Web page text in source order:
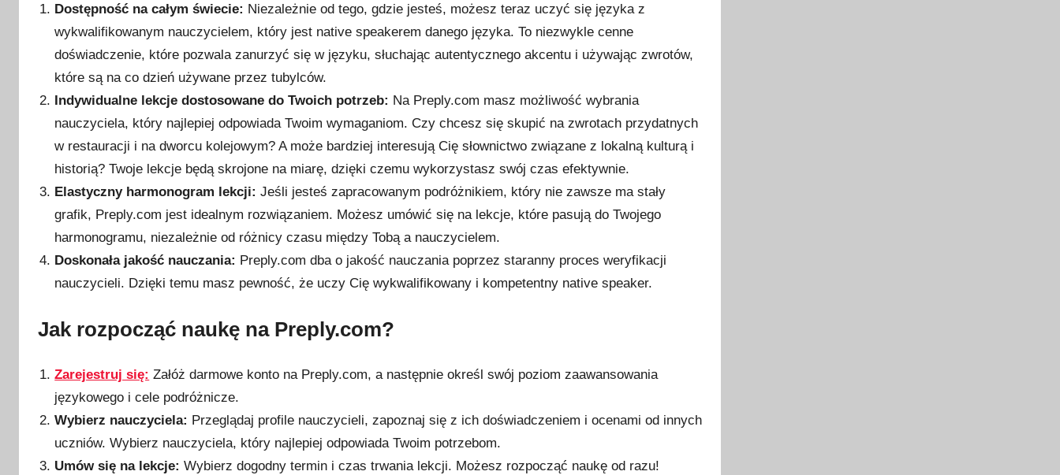
Dostępność na całym świecie: Niezależnie od tego, gdzie jesteś, możesz teraz uczyć się języka z
wykwalifikowanym nauczycielem, który jest native speakerem danego języka. To niezwykle cenne
doświadczenie, które pozwala zanurzyć się w języku, słuchając autentycznego akcentu i używając zwrotów,
które są na co dzień używane przez tubylców.
Indywidualne lekcje dostosowane do Twoich potrzeb: Na Preply.com masz możliwość wybrania
nauczyciela, który najlepiej odpowiada Twoim wymaganiom. Czy chcesz się skupić na zwrotach przydatnych
w restauracji i na dworcu kolejowym? A może bardziej interesują Cię słownictwo związane z lokalną kulturą i
historią? Twoje lekcje będą skrojone na miarę, dzięki czemu wykorzystasz swój czas efektywnie.
Elastyczny harmonogram lekcji: Jeśli jesteś zapracowanym podróżnikiem, który nie zawsze ma stały
grafik, Preply.com jest idealnym rozwiązaniem. Możesz umówić się na lekcje, które pasują do Twojego
harmonogramu, niezależnie od różnicy czasu między Tobą a nauczycielem.
Doskonała jakość nauczania: Preply.com dba o jakość nauczania poprzez staranny proces weryfikacji
nauczycieli. Dzięki temu masz pewność, że uczy Cię wykwalifikowany i kompetentny native speaker.
Jak rozpocząć naukę na Preply.com?
Zarejestruj się: Załóż darmowe konto na Preply.com, a następnie określ swój poziom zaawansowania
językowego i cele podróżnicze.
Wybierz nauczyciela: Przeglądaj profile nauczycieli, zapoznaj się z ich doświadczeniem i ocenami od innych
uczniów. Wybierz nauczyciela, który najlepiej odpowiada Twoim potrzebom.
Umów się na lekcje: Wybierz dogodny termin i czas trwania lekcji. Możesz rozpocząć naukę od razu!